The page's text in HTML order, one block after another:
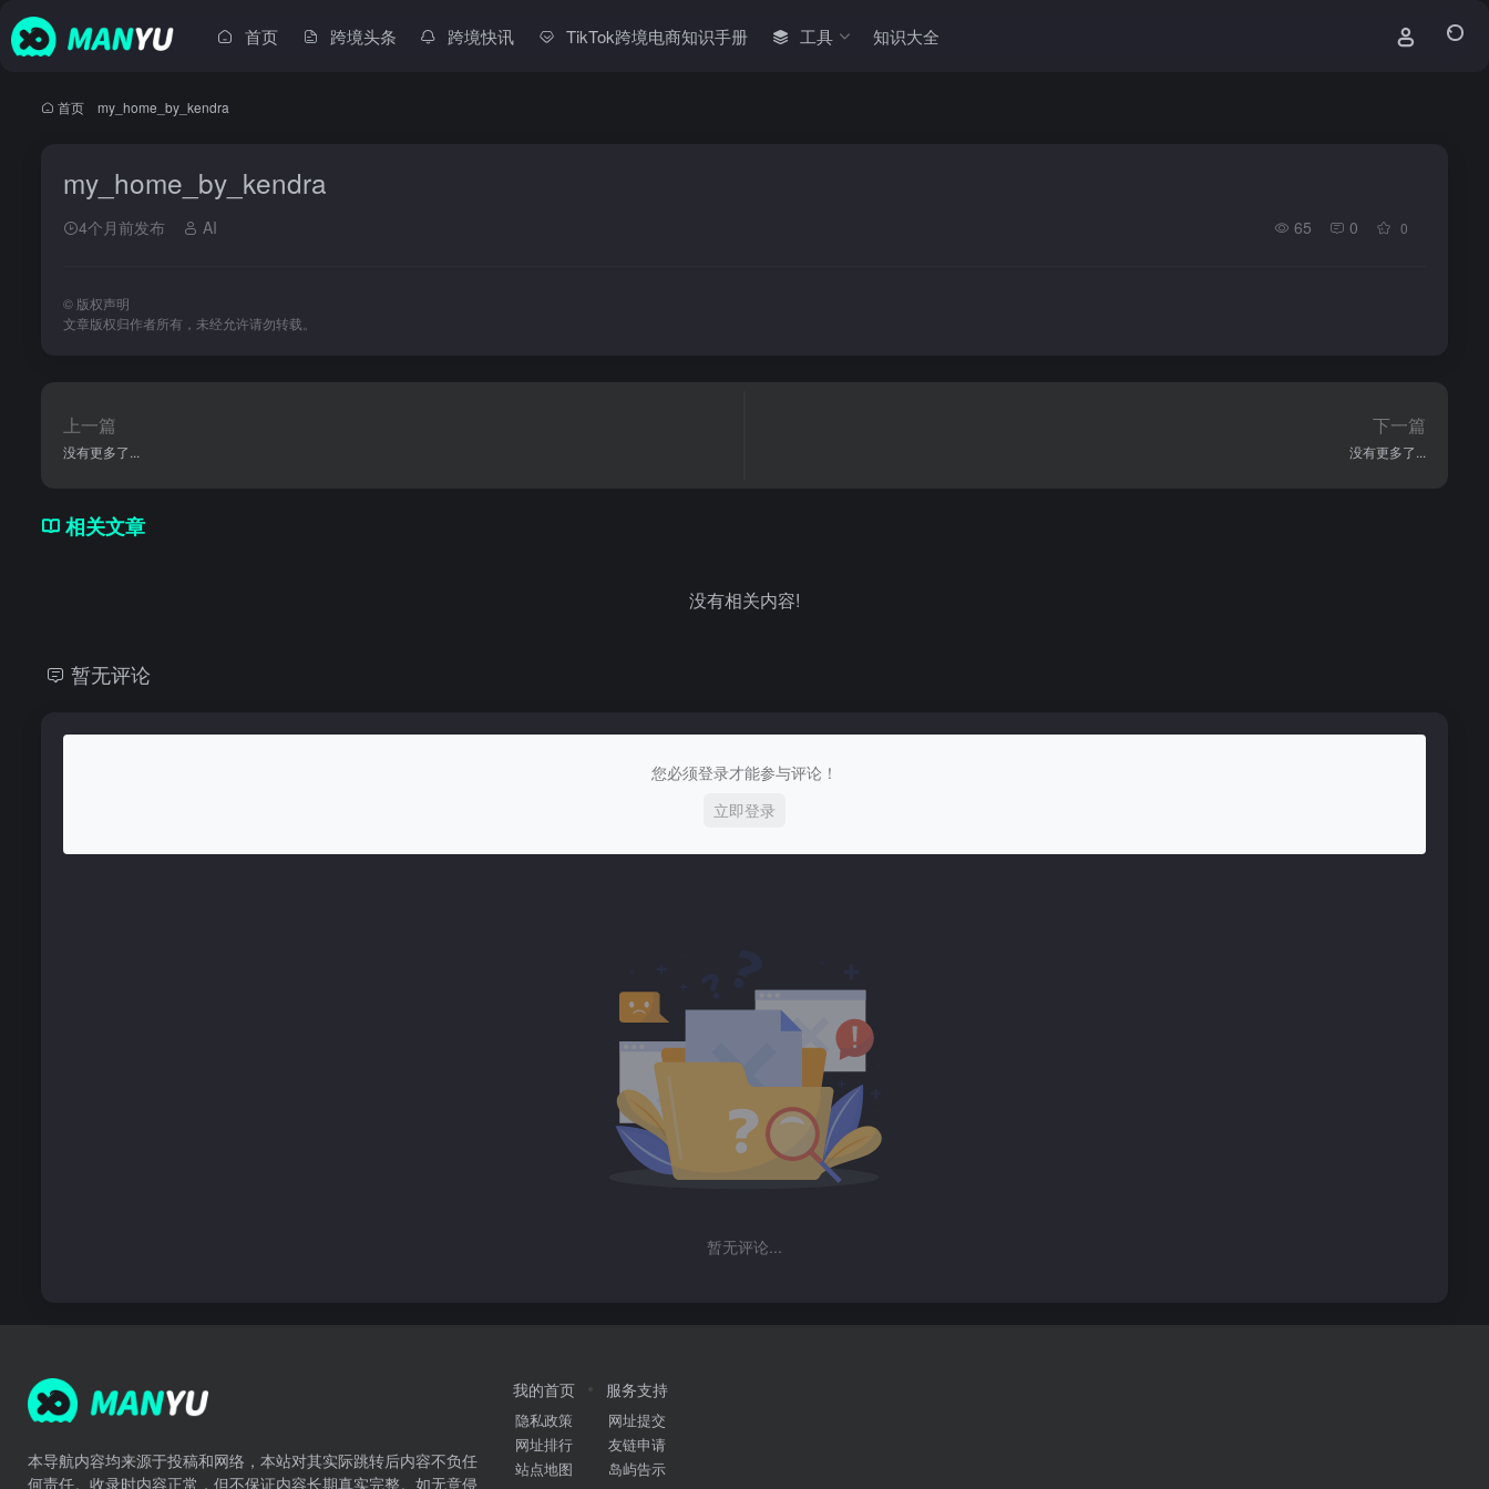
首页 跨境头条 跨境快讯 TikTok跨境电商知识手册 工具 知识大全
首页 my_home_by_kendra
my_home_by_kendra
4个月前发布 AI 65 0 0
© 版权声明
文章版权归作者所有，未经允许请勿转载。
上一篇
没有更多了...
下一篇
没有更多了...
相关文章
没有相关内容!
暂无评论
您必须登录才能参与评论！
立即登录
暂无评论...
本导航内容均来源于投稿和网络，本站对其实际跳转后内容不负任
何责任。收录时内容正常，但不保证内容长期真实完整。如无意侵
我的首页
隐私政策
网址排行
站点地图
服务支持
网址提交
友链申请
岛屿告示